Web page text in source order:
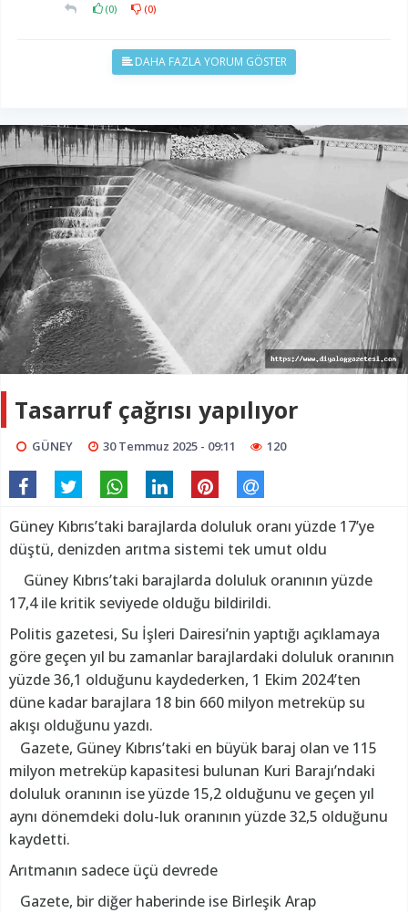
(0) (0)
DAHA FAZLA YORUM GÖSTER
Tasarruf çağrısı yapılıyor
GÜNEY 30 Temmuz 2025 - 09:11 120
Güney Kıbrıs’taki barajlarda doluluk oranı yüzde 17’ye
düştü, denizden arıtma sistemi tek umut oldu
Güney Kıbrıs’taki barajlarda doluluk oranının yüzde
17,4 ile kritik seviyede olduğu bildirildi.
Politis gazetesi, Su İşleri Dairesi’nin yaptığı açıklamaya
göre geçen yıl bu zamanlar barajlardaki doluluk oranının
yüzde 36,1 olduğunu kaydederken, 1 Ekim 2024’ten
düne kadar barajlara 18 bin 660 milyon metreküp su
akışı olduğunu yazdı.
Gazete, Güney Kıbrıs’taki en büyük baraj olan ve 115
milyon metreküp kapasitesi bulunan Kuri Barajı’ndaki
doluluk oranının ise yüzde 15,2 olduğunu ve geçen yıl
aynı dönemdeki dolu-luk oranının yüzde 32,5 olduğunu
kaydetti.
Arıtmanın sadece üçü devrede
Gazete, bir diğer haberinde ise Birleşik Arap